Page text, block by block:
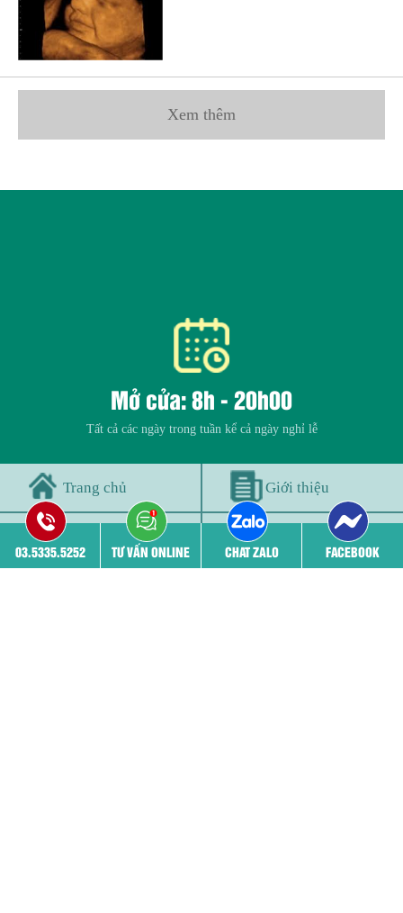
Xem thêm
Mở cửa: 8h - 20h00
Tất cả các ngày trong tuần kể cả ngày nghỉ lễ
Trang chủ Giới thiệu
Đội ngũ bác sĩ Cơ sở vật chất
03.5335.5252 TƯ VẤN ONLINE CHAT ZALO FACEBOOK